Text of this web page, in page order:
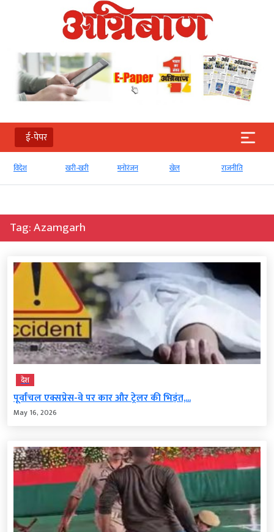
ई-पेपर
खरी-खरी मनोरंजन खेल राजनीति व्‍यापार
Tag:Azamgarh
देश
पूर्वांचल एक्सप्रेस-वे पर कार और ट्रेलर की भिड़ंत,...
May 16, 2026